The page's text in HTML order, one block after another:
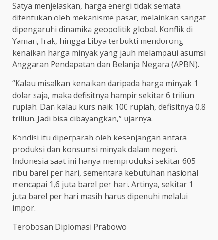
Satya menjelaskan, harga energi tidak semata
ditentukan oleh mekanisme pasar, melainkan sangat
dipengaruhi dinamika geopolitik global. Konflik di
Yaman, Irak, hingga Libya terbukti mendorong
kenaikan harga minyak yang jauh melampaui asumsi
Anggaran Pendapatan dan Belanja Negara (APBN).
“Kalau misalkan kenaikan daripada harga minyak 1
dolar saja, maka defisitnya hampir sekitar 6 triliun
rupiah. Dan kalau kurs naik 100 rupiah, defisitnya 0,8
triliun. Jadi bisa dibayangkan,” ujarnya.
Kondisi itu diperparah oleh kesenjangan antara
produksi dan konsumsi minyak dalam negeri.
Indonesia saat ini hanya memproduksi sekitar 605
ribu barel per hari, sementara kebutuhan nasional
mencapai 1,6 juta barel per hari. Artinya, sekitar 1
juta barel per hari masih harus dipenuhi melalui
impor.
Terobosan Diplomasi Prabowo